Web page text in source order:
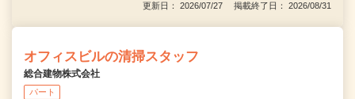
更新日： 2026/07/27 掲載終了日： 2026/08/31
オフィスビルの清掃スタッフ
総合建物株式会社
パート